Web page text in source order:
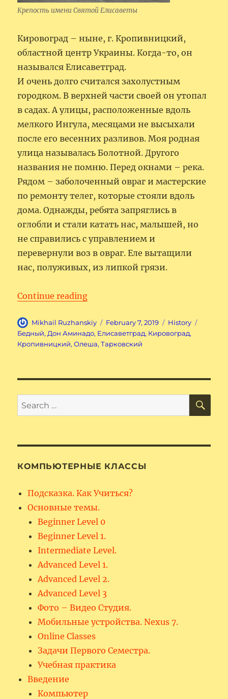
Крепость имени Святой Елисаветы
Кировоград – ныне, г. Кропивницкий,
областной центр Украины. Когда-то, он
назывался Елисаветград.
И очень долго считался захолустным
городком. В верхней части своей он утопал
в садах. А улицы, расположенные вдоль
мелкого Ингула, месяцами не высыхали
после его весенних разливов. Моя родная
улица называлась Болотной. Другого
названия не помню. Перед окнами – река.
Рядом – заболоченный овраг и мастерские
по ремонту телег, которые стояли вдоль
дома. Однажды, ребята запряглись в
оглобли и стали катать нас, малышей, но
не справились с управлением и
перевернули воз в овраг. Еле вытащили
нас, полуживых, из липкой грязи.
Continue reading“Степной город мой, родные
Author
Mikhail Ruzhanskiy
Posted
on
February 7, 2019 Categories
History
Бедный, Дон Аминадо, Елисаветград, Кировоград,
Кропивницкий,Олеша,Тарковский
Search
for:
КОМПЬЮТЕРНЫЕ КЛАССЫ
Подсказка. Как Учиться?
Основные темы.
Beginner Level 0
Beginner Level 1.
Intermediate Level.
Advanced Level 1.
Advanced Level 2.
Advanced Level 3
Фото – Видео Студия.
Мобильные устройства. Nexus 7.
Online Classes
Задачи Первого Семестра.
Учебная практика
Введение
Компьютер